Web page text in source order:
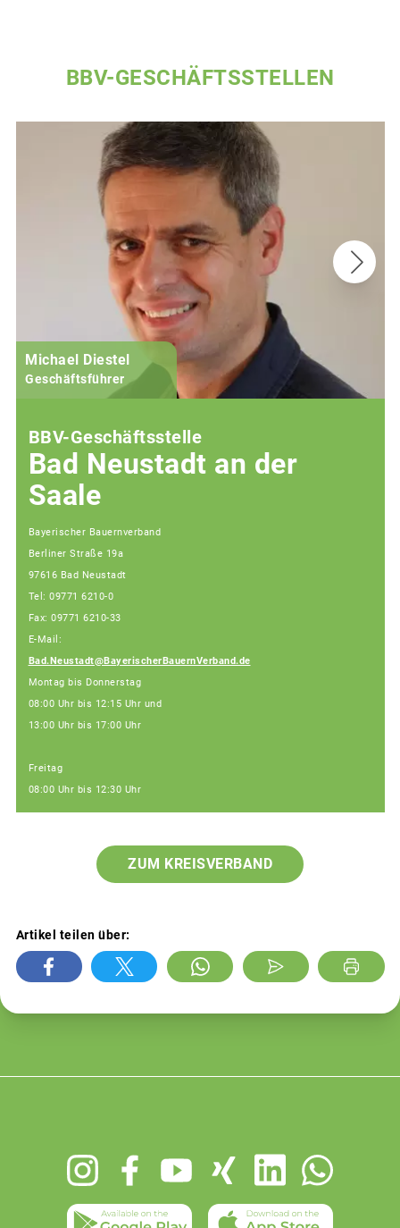
BBV-GESCHÄFTSSTELLEN
Michael Diestel
Geschäftsführer
BBV-Geschäftsstelle
Bad Neustadt an der
Saale
Bayerischer Bauernverband
Berliner Straße 19a
97616 Bad Neustadt
Tel: 09771 6210-0
Fax: 09771 6210-33
E-Mail:
Bad.Neustadt@BayerischerBauernVerband.de
Montag bis Donnerstag
08:00 Uhr bis 12:15 Uhr und
13:00 Uhr bis 17:00 Uhr
Freitag
08:00 Uhr bis 12:30 Uhr
ZUM KREISVERBAND
Artikel teilen über: